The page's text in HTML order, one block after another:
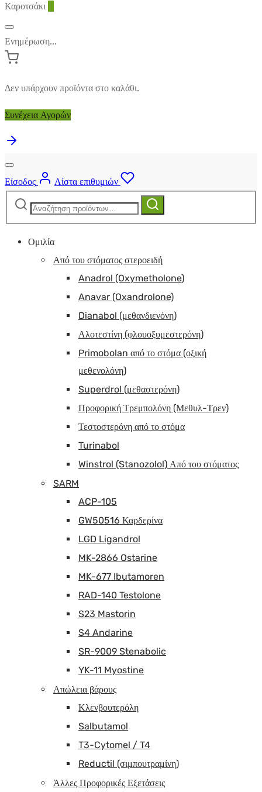
Καροτσάκι
Ενημέρωση...
Δεν υπάρχουν προϊόντα στο καλάθι.
Συνέχεια Αγορών
Είσοδος
Λίστα επιθυμιών
Αναζήτηση
Αναζήτηση
Ομιλία
Από του στόματος στεροειδή
Anadrol (Oxymetholone)
Anavar (Oxandrolone)
Dianabol (μεθανδιενόνη)
Αλοτεστίνη (φλουοξυμεστερόνη)
Primobolan από το στόμα (οξική
μεθενολόνη)
Superdrol (μεθαστερόνη)
Προφορική Τρεμπολόνη (Μεθυλ-Τρεν)
Τεστοστερόνη από το στόμα
Turinabol
Winstrol (Stanozolol) Από του στόματος
SARM
ACP-105
GW50516 Καρδερίνα
LGD Ligandrol
MK-2866 Ostarine
MK-677 Ibutamoren
RAD-140 Testolone
S23 Mastorin
S4 Andarine
SR-9009 Stenabolic
YK-11 Myostine
Απώλεια βάρους
Κλενβουτερόλη
Salbutamol
T3-Cytomel / T4
Reductil (σιμπουτραμίνη)
Άλλες Προφορικές Εξετάσεις